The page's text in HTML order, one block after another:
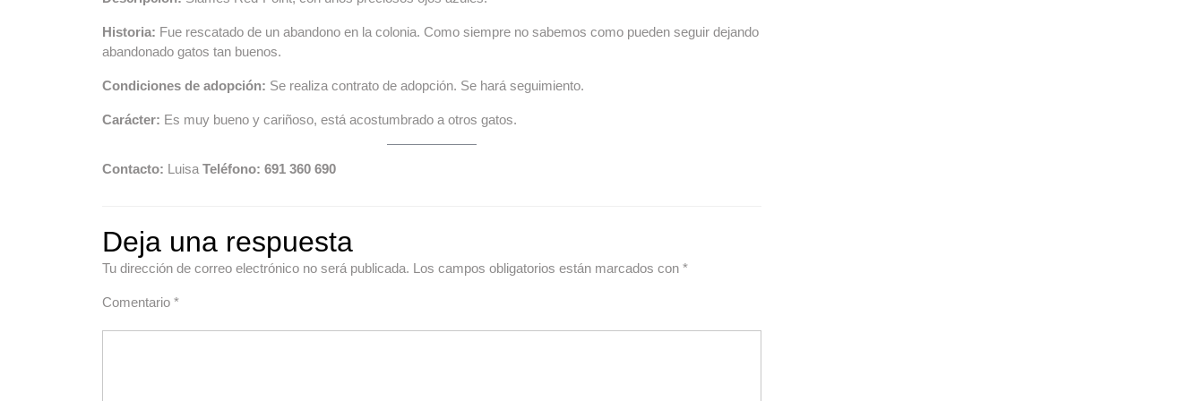
Historia: Fue rescatado de un abandono en la colonia. Como siempre no sabemos como pueden seguir dejando
abandonado gatos tan buenos.
Condiciones de adopción: Se realiza contrato de adopción. Se hará seguimiento.
Carácter: Es muy bueno y cariñoso, está acostumbrado a otros gatos.
Contacto: Luisa Teléfono: 691 360 690
Deja una respuesta
Tu dirección de correo electrónico no será publicada. Los campos obligatorios están marcados con *
Comentario *